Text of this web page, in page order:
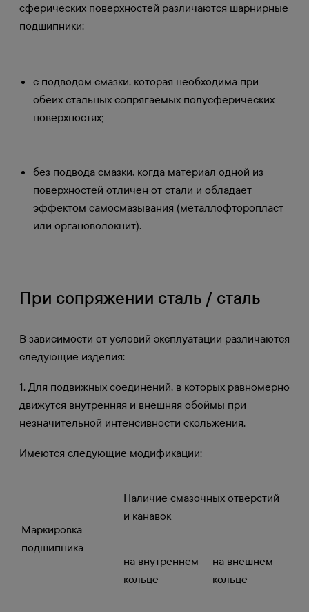
сферических поверхностей различаются шарнирные
подшипники:
с подводом смазки, которая необходима при
обеих стальных сопрягаемых полусферических
поверхностях;
без подвода смазки, когда материал одной из
поверхностей отличен от стали и обладает
эффектом самосмазывания (металлофторопласт
или органоволокнит).
При сопряжении сталь / сталь
В зависимости от условий эксплуатации различаются
следующие изделия:
1. Для подвижных соединений, в которых равномерно
движутся внутренняя и внешняя обоймы при
незначительной интенсивности скольжения.
Имеются следующие модификации:
Маркировка
подшипника
Наличие смазочных отверстий
и канавок
на внутреннем
кольце
на внешнем
кольце